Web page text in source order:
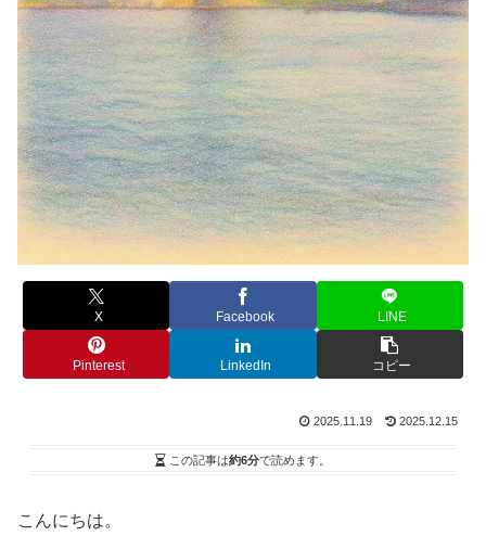
X Facebook LINE
Pinterest LinkedIn コピー
2025.11.19 2025.12.15
この記事は約6分で読めます。
こんにちは。